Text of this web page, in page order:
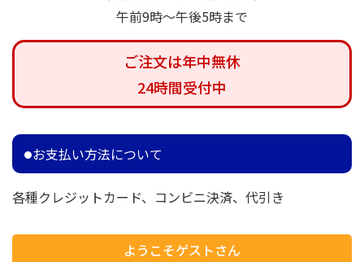
午前9時～午後5時まで
ご注文は年中無休
24時間受付中
お支払い方法について
各種クレジットカード、コンビニ決済、代引き
ようこそゲストさん